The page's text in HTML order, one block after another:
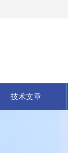
技术文章